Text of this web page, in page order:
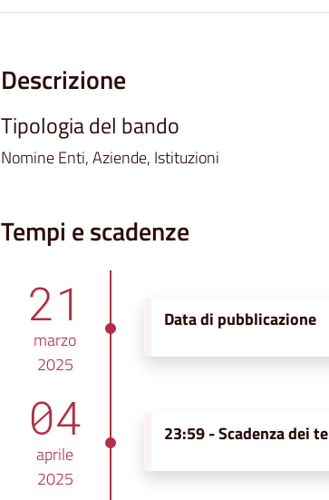
Descrizione
Tipologia del bando
Nomine Enti, Aziende, Istituzioni
Tempi e scadenze
21
marzo
2025
Data di pubblicazione
04
aprile
2025
23:59 -Scadenza dei